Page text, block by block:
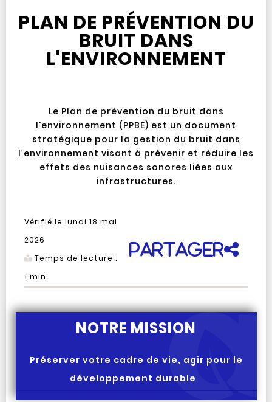
PLAN DE PRÉVENTION DU
BRUIT DANS
L'ENVIRONNEMENT
Le Plan de prévention du bruit dans
l'environnement (PPBE) est un document
stratégique pour la gestion du bruit dans
l’environnement visant à prévenir et réduire les
effets des nuisances sonores liées aux
infrastructures.
Vérifié le lundi 18 mai
2026
Temps de lecture :
1 min.
Partager
NOTRE MISSION
Préserver votre cadre de vie, agir pour le
développement durable